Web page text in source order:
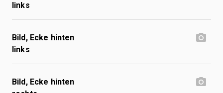
links
Bild, Ecke hinten
links
Bild, Ecke hinten